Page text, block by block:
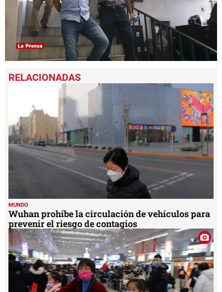
seconds
of
MUNDO
Wuhan prohíbe la circulación de vehículos para
prevenir el riesgo de contagios